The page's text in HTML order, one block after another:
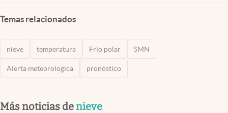
Temas relacionados
nieve temperatura Frio polar SMN
Alerta meteorologica pronóstico
Más noticias denieve